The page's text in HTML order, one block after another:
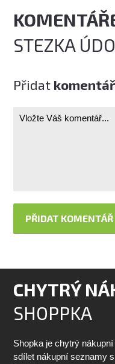
STEZKA
Přidat komentář
CHYTRÝ
SHOPPKA
Shopka je chytrý
sdílet nákupní seznamy